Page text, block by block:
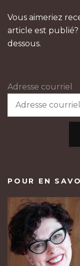
Vous aimeriez
article est
dessous.
Adresse courriel
POUR EN